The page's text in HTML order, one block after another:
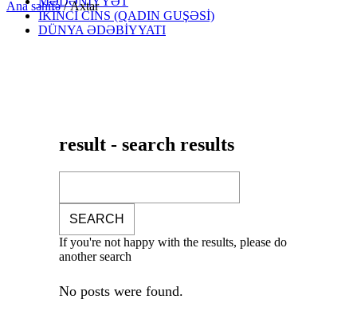
İKİNCİ CİNS (QADIN GUŞƏSİ)
DÜNYA ƏDƏBİYYATI
Ana səhifə/Axtar
result - search results
If you're not happy with the results, please do
another search
No posts were found.